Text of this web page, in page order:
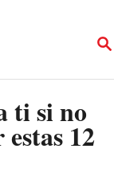
S
ti si no
12